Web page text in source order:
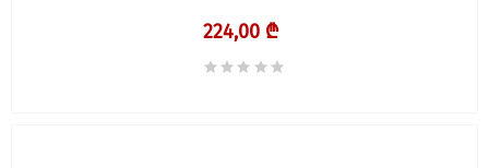
224,00 ₾